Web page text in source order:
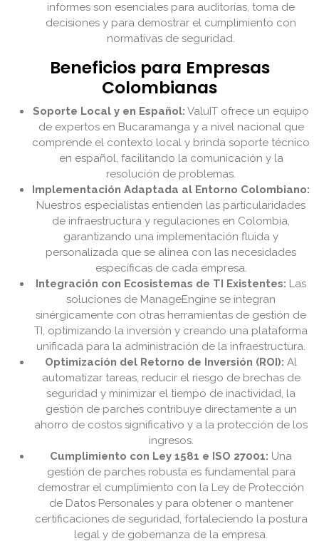
informes son esenciales para auditorías, toma de
decisiones y para demostrar el cumplimiento con
normativas de seguridad.
Beneficios para Empresas
Colombianas
Soporte Local y en Español: ValuIT ofrece un equipo
de expertos en Bucaramanga y a nivel nacional que
comprende el contexto local y brinda soporte técnico
en español, facilitando la comunicación y la
resolución de problemas.
Implementación Adaptada al Entorno Colombiano:
Nuestros especialistas entienden las particularidades
de infraestructura y regulaciones en Colombia,
garantizando una implementación fluida y
personalizada que se alinea con las necesidades
específicas de cada empresa.
Integración con Ecosistemas de TI Existentes: Las
soluciones de ManageEngine se integran
sinérgicamente con otras herramientas de gestión de
TI, optimizando la inversión y creando una plataforma
unificada para la administración de la infraestructura.
Optimización del Retorno de Inversión (ROI): Al
automatizar tareas, reducir el riesgo de brechas de
seguridad y minimizar el tiempo de inactividad, la
gestión de parches contribuye directamente a un
ahorro de costos significativo y a la protección de los
ingresos.
Cumplimiento con Ley 1581 e ISO 27001: Una
gestión de parches robusta es fundamental para
demostrar el cumplimiento con la Ley de Protección
de Datos Personales y para obtener o mantener
certificaciones de seguridad, fortaleciendo la postura
legal y de gobernanza de la empresa.